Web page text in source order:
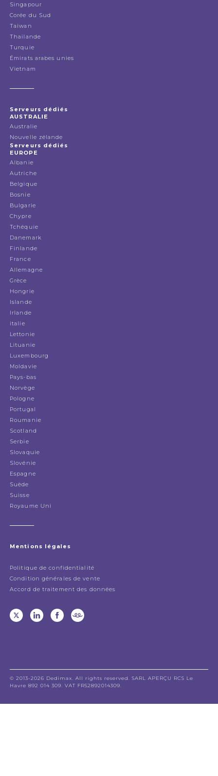
Singapour
Corée du Sud
Taiwan
Thailande
Turquie
Émirats arabes unies
Vietnam
Serveurs dédiés
AUSTRALIE
Australie
Nouvelle zélande
Serveurs dédiés
EUROPE
Albanie
Autriche
Belgique
Bosnie
Bulgarie
Chypre
Tchéquie
Danemark
Finlande
France
Allemagne
Grèce
Hongrie
Islande
Irlande
italie
Lettonie
Lituanie
Luxembourg
Moldavie
Pays-bas
Norvège
Pologne
Portugal
Roumanie
Scotland
Serbie
Slovaquie
Slovénie
Espagne
Suède
Suisse
Royaume Uni
Mentions légales
Politique de confidentialité
Condition générales de vente
Accord de traitement des données
© 2013-2026 Dedimax. All rights reserved. SARL APERÇU RCS Le
Havre 892 014 309. VAT FR52892014309.